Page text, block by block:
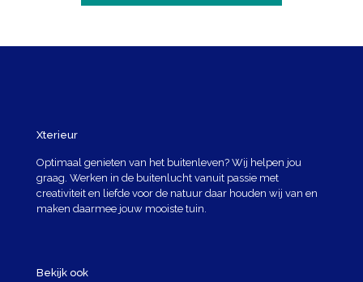
Xterieur
Optimaal genieten van het buitenleven? Wij helpen jou
graag. Werken in de buitenlucht vanuit passie met
creativiteit en liefde voor de natuur daar houden wij van en
maken daarmee jouw mooiste tuin.
Bekijk ook